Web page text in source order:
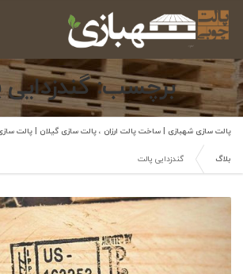
برچسب: گندزدایی
پالت سازی شهبازی | ساخت پالت ارزان ، پالت سازی گیلان | پالت
بلاگ گندزدایی پالت